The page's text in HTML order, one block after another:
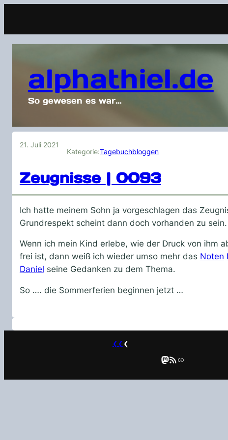
alphathiel.de
So gewesen es war…
21. Juli 2021
Kategorie:Tagebuchbloggen
Zeugnisse | 0093
Ich hatte meinem Sohn ja vorgeschlagen das
Grundrespekt scheint dann doch vorhanden zu sein.
Wenn ich mein Kind erlebe, wie der Druck von ihm
frei ist, dann weiß ich wieder umso mehr das Noten
Daniel seine Gedanken zu dem Thema.
So …. die Sommerferien beginnen jetzt …
❮❮ ❮
Mastodon RSS-Feed Link